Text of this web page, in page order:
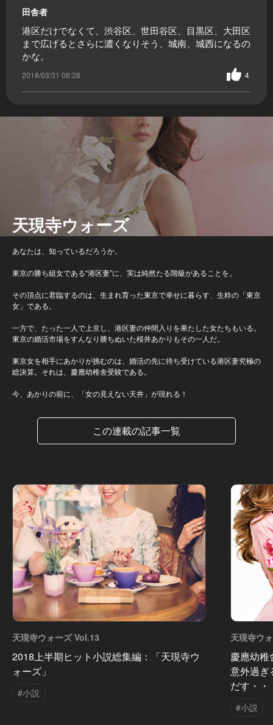
田舎者
港区だけでなくて、渋谷区、世田谷区、目黒区、大田区
まで広げるとさらに濃くなりそう、城南、城西になるの
かな。
2018/03/31 08:28 4
天現寺ウォーズ
あなたは、知っているだろうか。
東京の勝ち組女である“港区妻”に、実は純然たる階級があることを。
その頂点に君臨するのは、生まれ育った東京で幸せに暮らす、生粋の「東京
女」である。
一方で、たった一人で上京し、港区妻の仲間入りを果たした女たちもいる。
東京の婚活市場をすんなり勝ちぬいた桜井あかりもその一人だ。
東京女を相手にあかりが挑むのは、婚活の先に待ち受けている港区妻究極の
総決算。それは、慶應幼稚舎受験である。
今、あかりの前に、「女の見えない天井」が現れる！
この連載の記事一覧
天現寺ウォーズ Vol.13
2018上半期ヒット小説総集編：「天現寺ウ
ォーズ」
#小説
天現寺ウ
慶應幼
意外過ぎ
だす・・
#小説